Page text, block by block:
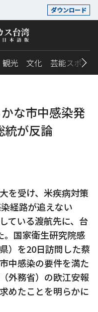
ダウンロード
観光 文化 芸能スポーツ
な市中感染発
統が反論
を受け、米疾病対策
経路が追えない
ている渡航先に、台
。国家衛生研究院感
）を20日訪問した蔡
中感染の要件を満た
外務省）の欧江安報
めたことを明らかに